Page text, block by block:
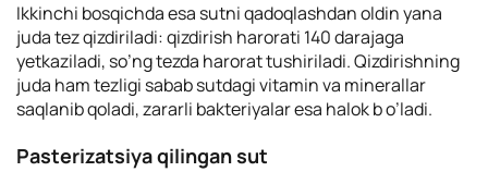
Ikkinchi bosqichda esa sutni qadoqlashdan oldin yana
juda tez qizdiriladi: qizdirish harorati 140 darajaga
yetkaziladi, so’ng tezda harorat tushiriladi. Qizdirishning
juda ham tezligi sabab sutdagi vitamin va minerallar
saqlanib qoladi, zararli bakteriyalar esa halok b o’ladi.
Pasterizatsiya qilingan sut